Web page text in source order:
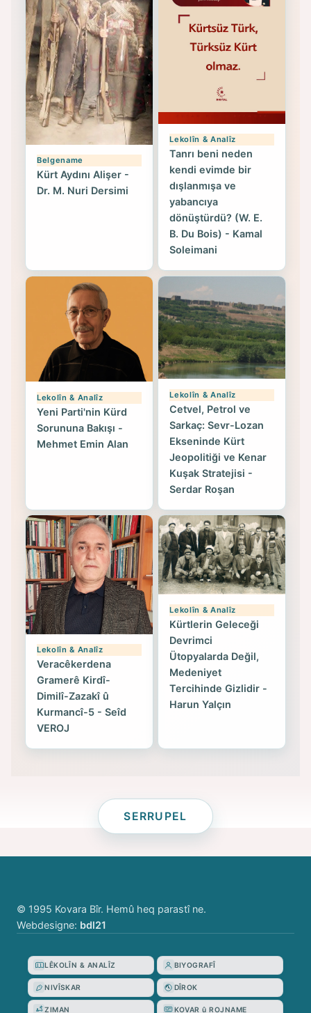
Belgename
Kürt Aydını Alişer -
Dr. M. Nuri Dersimi
Lekolîn & Analîz
Tanrı beni neden
kendi evimde bir
dışlanmışa ve
yabancıya
dönüştürdü? (W. E.
B. Du Bois) - Kamal
Soleimani
Lekolîn & Analîz
Yeni Parti'nin Kürd
Sorununa Bakışı -
Mehmet Emin Alan
Lekolîn & Analîz
Cetvel, Petrol ve
Sarkaç: Sevr-Lozan
Ekseninde Kürt
Jeopolitiği ve Kenar
Kuşak Stratejisi -
Serdar Roşan
Lekolîn & Analîz
Veracêkerdena
Gramerê Kirdî-
Dimilî-Zazakî û
Kurmancî-5 - Seîd
VEROJ
Lekolîn & Analîz
Kürtlerin Geleceği
Devrimci
Ütopyalarda Değil,
Medeniyet
Tercihinde Gizlidir -
Harun Yalçın
SERRUPEL
© 1995 Kovara Bîr. Hemû heq parastî ne.
Webdesigne: bdl21
LÊKOLÎN & ANALÎZ BIYOGRAFÎ
NIVÎSKAR DÎROK
ZIMAN KOVAR û ROJNAME